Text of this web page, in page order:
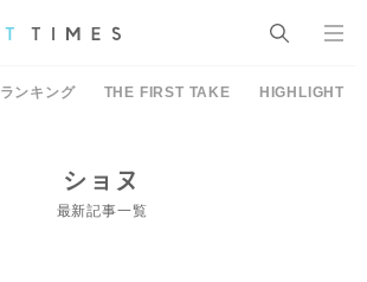
ランキング THE FIRST TAKE HIGHLIGHT
ショヌ
最新記事一覧